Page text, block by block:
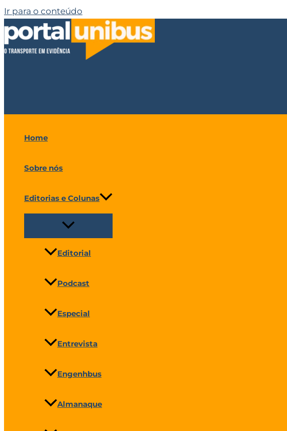
Ir para o conteúdo
Home
Sobre nós
Editorias e Colunas
Editorial
Podcast
Especial
Entrevista
Engenhbus
Almanaque